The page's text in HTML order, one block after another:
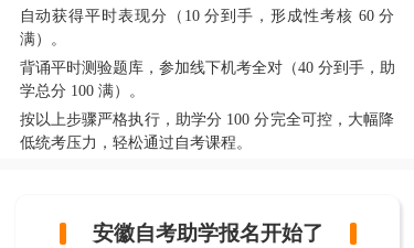
自动获得平时表现分（10 分到手，形成性考核 60 分
满）。
背诵平时测验题库，参加线下机考全对（40 分到手，助
学总分 100 满）。
按以上步骤严格执行，助学分 100 分完全可控，大幅降
低统考压力，轻松通过自考课程。
安徽自考助学报名开始了